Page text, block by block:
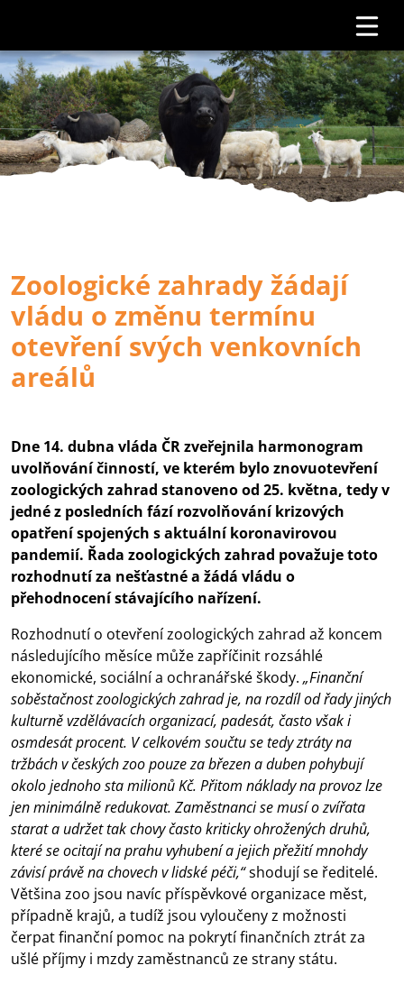
Zoologické zahrady žádají
vládu o změnu termínu
otevření svých venkovních
areálů
Dne 14. dubna vláda ČR zveřejnila harmonogram
uvolňování činností, ve kterém bylo znovuotevření
zoologických zahrad stanoveno od 25. května, tedy v
jedné z posledních fází rozvolňování krizových
opatření spojených s aktuální koronavirovou
pandemií. Řada zoologických zahrad považuje toto
rozhodnutí za nešťastné a žádá vládu o
přehodnocení stávajícího nařízení.
Rozhodnutí o otevření zoologických zahrad až koncem
následujícího měsíce může zapříčinit rozsáhlé
ekonomické, sociální a ochranářské škody. „Finanční
soběstačnost zoologických zahrad je, na rozdíl od řady jiných
kulturně vzdělávacích organizací, padesát, často však i
osmdesát procent. V celkovém součtu se tedy ztráty na
tržbách v českých zoo pouze za březen a duben pohybují
okolo jednoho sta milionů Kč. Přitom náklady na provoz lze
jen minimálně redukovat. Zaměstnanci se musí o zvířata
starat a udržet tak chovy často kriticky ohrožených druhů,
které se ocitají na prahu vyhubení a jejich přežití mnohdy
závisí právě na chovech v lidské péči,“shodují se ředitelé.
Většina zoo jsou navíc příspěvkové organizace měst,
případně krajů, a tudíž jsou vyloučeny z možnosti
čerpat finanční pomoc na pokrytí finančních ztrát za
ušlé příjmy i mzdy zaměstnanců ze strany státu.